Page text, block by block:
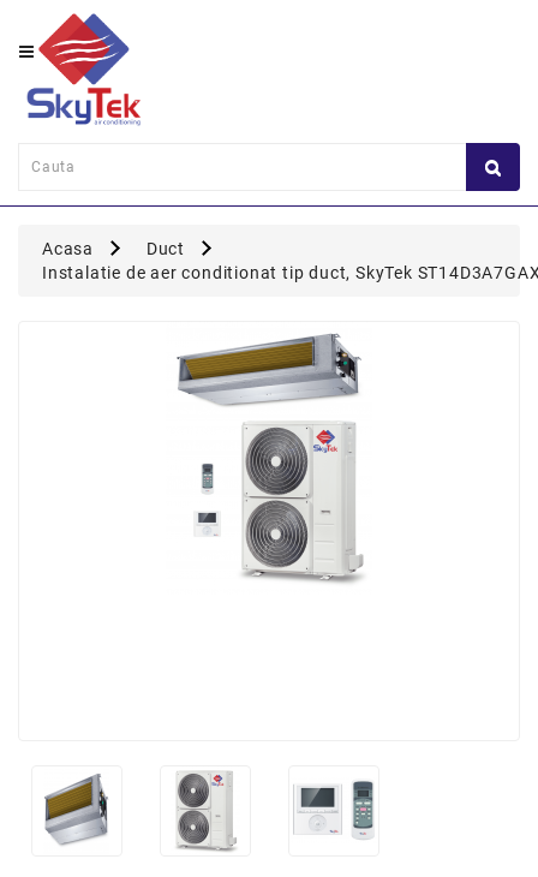
Category
Perete
Consola
Duct
Caseta
Acasa
Duct
Instalatie de aer conditionat tip duct, SkyTek